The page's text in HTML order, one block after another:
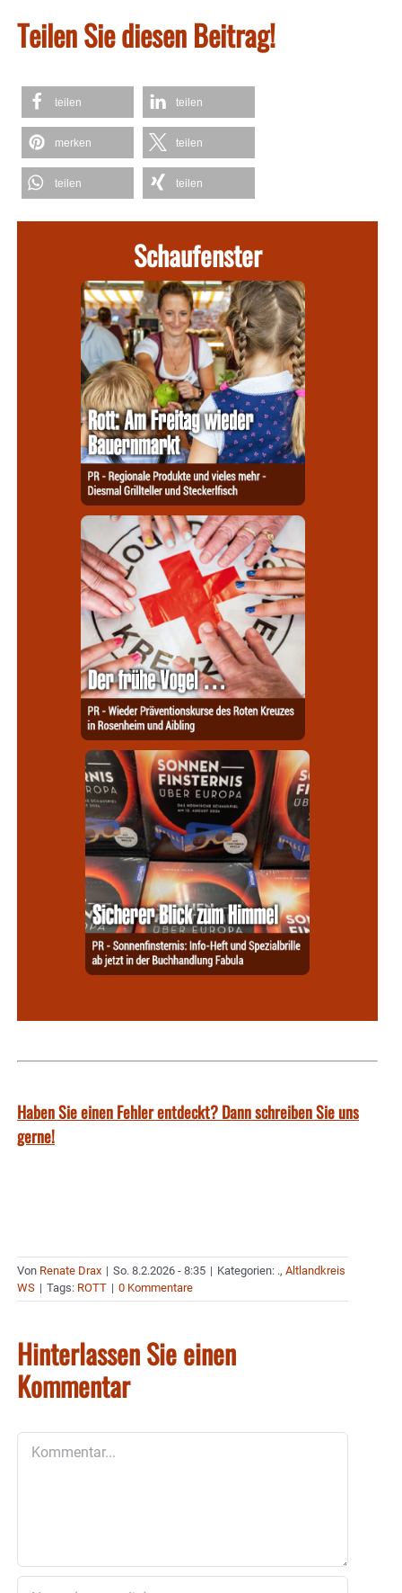
Teilen Sie diesen Beitrag!
teilen teilen
merken teilen
teilen teilen
Schaufenster
Haben Sie einen Fehler entdeckt? Dann schreiben Sie uns
gerne!
Von Renate Drax | So. 8.2.2026 - 8:35 | Kategorien: ., Altlandkreis
WS | Tags: ROTT | 0 Kommentare
Hinterlassen Sie einen
Kommentar